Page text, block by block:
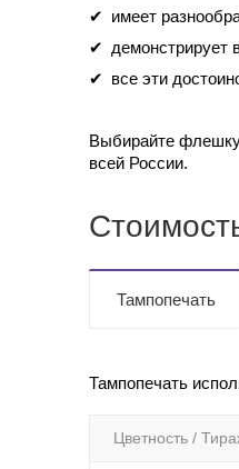
имеет
демонстрирует
все эти
Выбирайте флешку
всей России.
Тампопечать
Тампопечать
Цветность /